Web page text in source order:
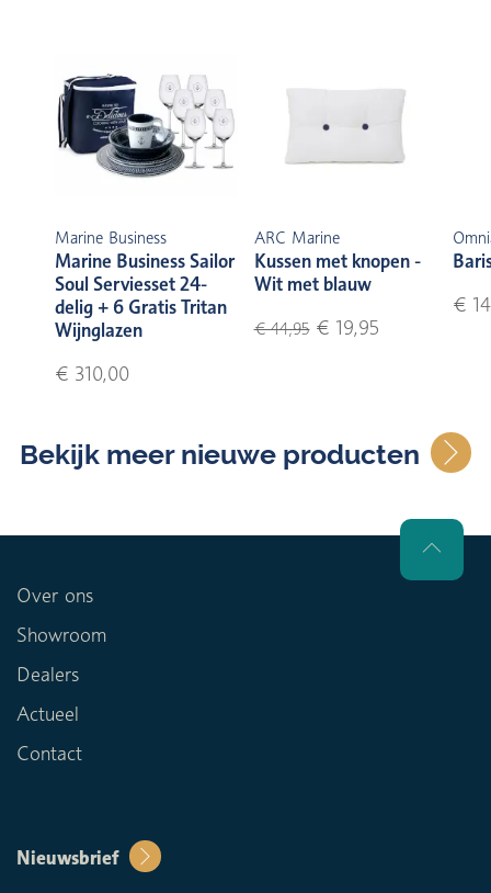
Marine Business
Marine Business Sailor
Soul Serviesset 24-
delig + 6 Gratis Tritan
Wijnglazen
€ 310,00
ARC Marine
Kussen met knopen -
Wit met blauw
€ 44,95€ 19,95
€
Bekijk meer nieuwe producten
Over ons
Showroom
Dealers
Actueel
Contact
Nieuwsbrief